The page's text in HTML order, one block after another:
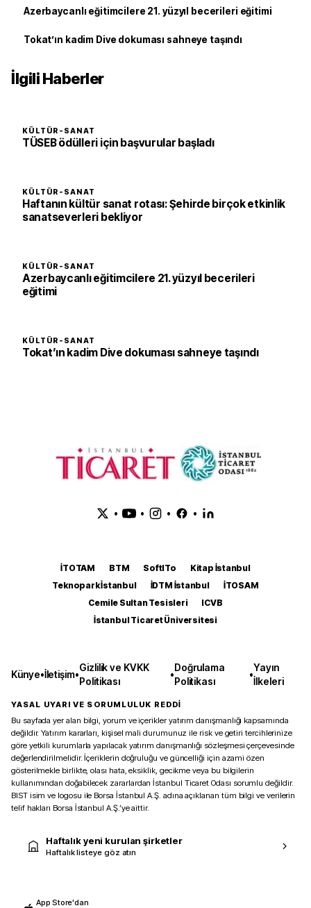
Azerbaycanlı eğitimcilere 21. yüzyıl becerileri eğitimi
Tokat’ın kadim Dive dokuması sahneye taşındı
İlgili Haberler
KÜLTÜR-SANAT
TÜSEB ödülleri için başvurular başladı
KÜLTÜR-SANAT
Haftanın kültür sanat rotası: Şehirde birçok etkinlik
sanatseverleri bekliyor
KÜLTÜR-SANAT
Azerbaycanlı eğitimcilere 21. yüzyıl becerileri
eğitimi
KÜLTÜR-SANAT
Tokat’ın kadim Dive dokuması sahneye taşındı
• • • •
İTOTAM BTM SoftITo
Kitap İstanbul
Teknopark İstanbul
İDTM İstanbul
İTOSAM
Cemile Sultan Tesisleri
ICVB
İstanbul Ticaret Üniversitesi
Künye•İletişim•
Gizlilik ve KVKK
Politikası
•
Doğrulama
Politikası
•
Yayın
İlkeleri
YASAL UYARI VE SORUMLULUK REDDİ
Bu sayfada yer alan bilgi, yorum ve içerikler yatırım danışmanlığı kapsamında
değildir. Yatırım kararları, kişisel mali durumunuz ile risk ve getiri tercihlerinize
göre yetkili kurumlarla yapılacak yatırım danışmanlığı sözleşmesi çerçevesinde
değerlendirilmelidir. İçeriklerin doğruluğu ve güncelliği için azami özen
gösterilmekle birlikte, olası hata, eksiklik, gecikme veya bu bilgilerin
kullanımından doğabilecek zararlardan İstanbul Ticaret Odası sorumlu değildir.
BIST isim ve logosu ile Borsa İstanbul A.Ş. adına açıklanan tüm bilgi ve verilerin
telif hakları Borsa İstanbul A.Ş.’ye aittir.
Haftalık yeni kurulan şirketler
Haftalık listeye göz atın
App Store'dan